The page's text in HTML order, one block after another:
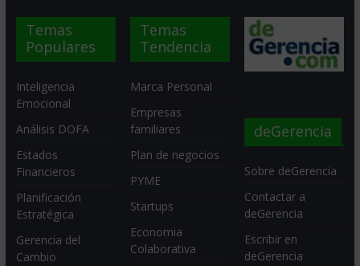
Temas
Populares
Inteligencia
Emocional
Análisis DOFA
Estados
Financieros
Planificación
Estratégica
Gerencia del
Cambio
Temas
Tendencia
Marca Personal
Empresas
familiares
Plan de negocios
PYME
Startups
Economia
Colaborativa
deGerencia
Sobre deGerencia
Contactar a
deGerencia
Escribir en
deGerencia